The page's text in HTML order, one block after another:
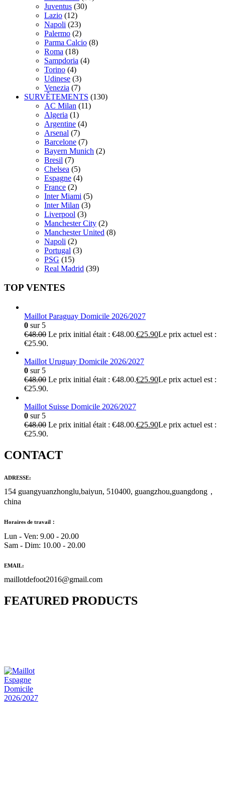
Juventus (30)
Lazio (12)
Napoli (23)
Palermo (2)
Parma Calcio (8)
Roma (18)
Sampdoria (4)
Torino (4)
Udinese (3)
Venezia (7)
SURVÊTEMENTS (130)
AC Milan (11)
Algeria (1)
Argentine (4)
Arsenal (7)
Barcelone (7)
Bayern Munich (2)
Bresil (7)
Chelsea (5)
Espagne (4)
France (2)
Inter Miami (5)
Inter Milan (3)
Liverpool (3)
Manchester City (2)
Manchester United (8)
Napoli (2)
Portugal (3)
PSG (15)
Real Madrid (39)
TOP VENTES
Maillot Paraguay Domicile 2026/2027
0 sur 5
€48.00 Le prix initial était : €48.00.€25.90Le prix actuel est :
€25.90.
Maillot Uruguay Domicile 2026/2027
0 sur 5
€48.00 Le prix initial était : €48.00.€25.90Le prix actuel est :
€25.90.
Maillot Suisse Domicile 2026/2027
0 sur 5
€48.00 Le prix initial était : €48.00.€25.90Le prix actuel est :
€25.90.
CONTACT
ADRESSE:
154 guangyuanzhonglu,baiyun, 510400, guangzhou,guangdong，
china
Horaires de travail：
Lun - Ven: 9.00 - 20.00
Sam - Dim: 10.00 - 20.00
EMAIL:
maillotdefoot2016@gmail.com
FEATURED PRODUCTS